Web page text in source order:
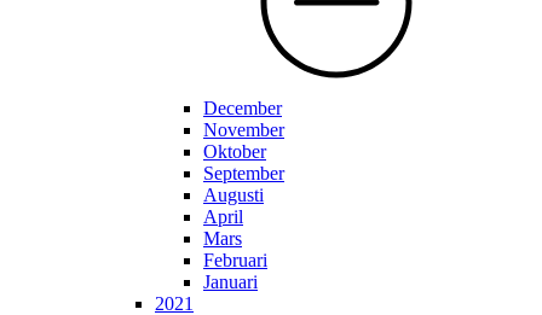
December
November
Oktober
September
Augusti
April
Mars
Februari
Januari
2021